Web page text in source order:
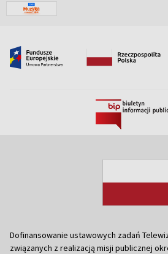
Dofinansowanie ustawowych zadań
związanych z realizacją misji publicznej